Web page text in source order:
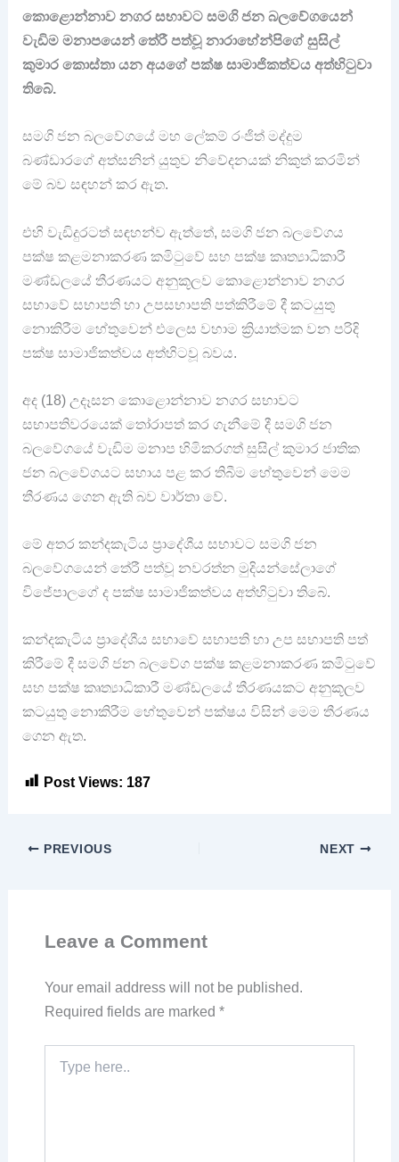
කොළොන්නාව නගර සභාවට සමගි ජන බලවේගයෙන්
වැඩිම මනාපයෙන් තේරී පත්වූ නාරාහේන්පිගේ සුසිල්
කුමාර කොස්තා යන අයගේ පක්ෂ සාමාජිකත්වය අත්හිටුවා
තිබේ.
සමගි ජන බලවේගයේ මහ ලේකම් රංජිත් මද්දුම
බණ්ඩාරගේ අත්සනින් යුතුව නිවේදනයක් නිකුත් කරමින්
මේ බව සඳහන් කර ඇත.
එහි වැඩිදුරටත් සඳහන්ව ඇත්තේ, සමගි ජන බලවේගය
පක්ෂ කළමනාකරණ කමිටුවේ සහ පක්ෂ කෘත්‍යාධිකාරී
මණ්ඩලයේ තීරණයට අනුකූලව කොළොන්නාව නගර
සභාවේ සභාපති හා උපසභාපති පත්කිරීමේ දී කටයුතු
නොකිරීම හේතුවෙන් එලෙස වහාම ක්‍රියාත්මක වන පරිදි
පක්ෂ සාමාජිකත්වය අත්හිටවූ බවය.
අද (18) උදෑසන කොළොන්නාව නගර සභාවට
සභාපතිවරයෙක් තෝරාපත් කර ගැනීමේ දී සමගි ජන
බලවේගයේ වැඩිම මනාප හිමිකරගත් සුසිල් කුමාර ජාතික
ජන බලවේගයට සහාය පළ කර තිබීම හේතුවෙන් මෙම
තීරණය ගෙන ඇති බව වාර්තා වේ.
මේ අතර කන්දකැටිය ප්‍රාදේශීය සභාවට සමගි ජන
බලවේගයෙන් තේරී පත්වූ නවරත්න මුදියන්සේලාගේ
විජේපාලගේ ද පක්ෂ සාමාජිකත්වය අත්හිටුවා තිබේ.
කන්දකැටිය ප්‍රාදේශීය සභාවේ සභාපති හා උප සභාපති පත්
කිරීමේ දී සමගි ජන බලවේග පක්ෂ කළමනාකරණ කමිටුවේ
සහ පක්ෂ කෘත්‍යාධිකාරී මණ්ඩලයේ තීරණයකට අනුකූලව
කටයුතු නොකිරීම හේතුවෙන් පක්ෂය විසින් මෙම තීරණය
ගෙන ඇත.
Post Views: 187
PREVIOUS NEXT
Leave a Comment
Your email address will not be published.
Required fields are marked *
here..